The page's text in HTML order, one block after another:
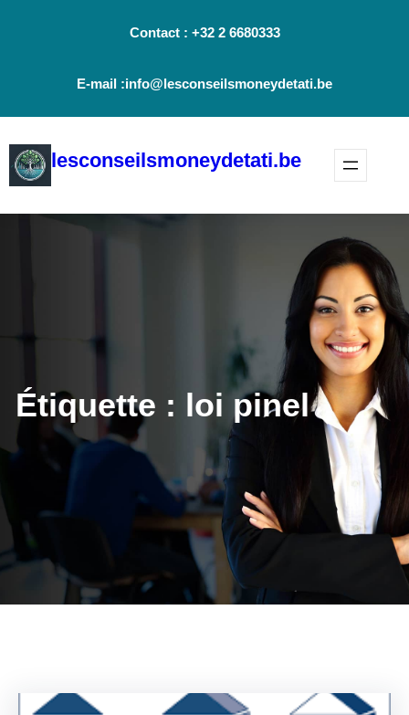
Contact : +32 2 6680333
E-mail :info@lesconseilsmoneydetati.be
lesconseilsmoneydetati.be
Étiquette : loi pinel